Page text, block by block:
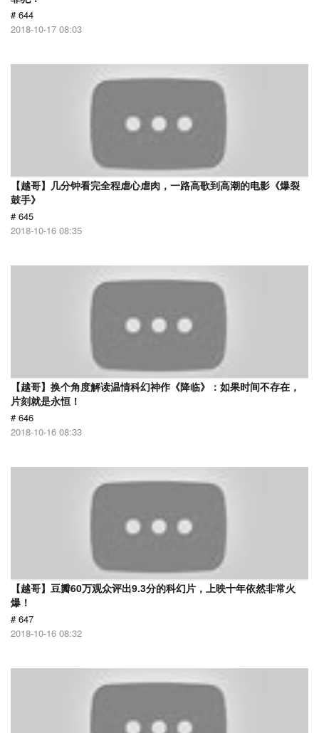
# 644
2018-10-17 08:03
【越哥】几分钟看完全程虐心虐肉，一路高歌到高潮的电影《爆裂
鼓手》
# 645
2018-10-16 08:35
【越哥】换个角度解读温情科幻神作《降临》：如果时间不存在，
片刻就是永恒！
# 646
2018-10-16 08:33
【越哥】豆瓣60万观众评出9.3分的科幻片，上映十年依然非常火
爆！
# 647
2018-10-16 08:32